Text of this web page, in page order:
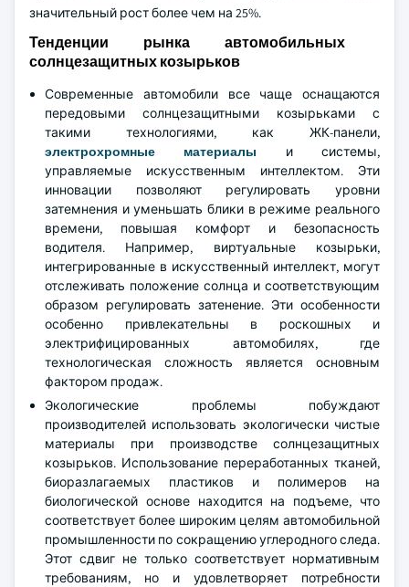
значительный рост более чем на 25%.
Тенденции рынка автомобильных
солнцезащитных козырьков
Современные автомобили все чаще оснащаются
передовыми солнцезащитными козырьками с
такими технологиями, как ЖК-панели,
электрохромные материалы и системы,
управляемые искусственным интеллектом. Эти
инновации позволяют регулировать уровни
затемнения и уменьшать блики в режиме реального
времени, повышая комфорт и безопасность
водителя. Например, виртуальные козырьки,
интегрированные в искусственный интеллект, могут
отслеживать положение солнца и соответствующим
образом регулировать затенение. Эти особенности
особенно привлекательны в роскошных и
электрифицированных автомобилях, где
технологическая сложность является основным
фактором продаж.
Экологические проблемы побуждают
производителей использовать экологически чистые
материалы при производстве солнцезащитных
козырьков. Использование переработанных тканей,
биоразлагаемых пластиков и полимеров на
биологической основе находится на подъеме, что
соответствует более широким целям автомобильной
промышленности по сокращению углеродного следа.
Этот сдвиг не только соответствует нормативным
требованиям, но и удовлетворяет потребности